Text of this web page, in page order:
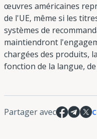
œuvres américaines
de l'UE, même si les
systèmes de
maintiendront
chargées des produits,
fonction de la langue,
Partager avec